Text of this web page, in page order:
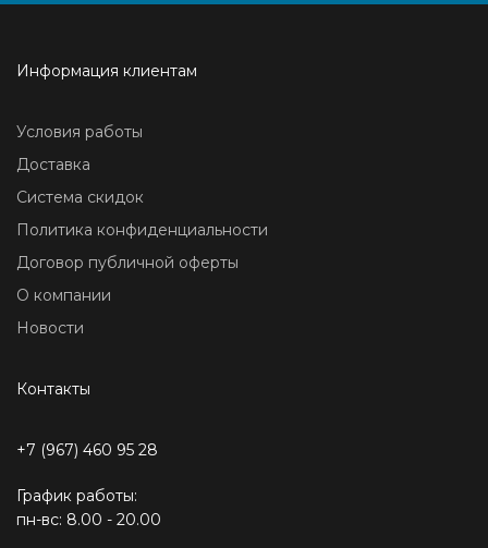
Информация клиентам
Условия работы
Доставка
Система скидок
Политика конфиденциальности
Договор публичной оферты
О компании
Новости
Контакты
+7 (967) 460 95 28
График работы:
пн-вс: 8.00 - 20.00